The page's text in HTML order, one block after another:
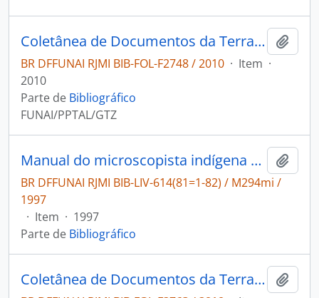
Coletânea de Documentos da Terra Indígena Muriru
BR DFFUNAI RJMI BIB-FOL-F2748 / 2010 · Item ·
2010
Parte de Bibliográfico
FUNAI/PPTAL/GTZ
Manual do microscopista indígena de saúde: distrito sanitário indígena do leste de Roraima:povos Macuxi, Wapichana, Ingaricó, Taurepang, Patamona e Wai-wai.
BR DFFUNAI RJMI BIB-LIV-614(81=1-82) / M294mi /
1997
· Item · 1997
Parte de Bibliográfico
Coletânea de Documentos da Terra Indígena Tabalascada